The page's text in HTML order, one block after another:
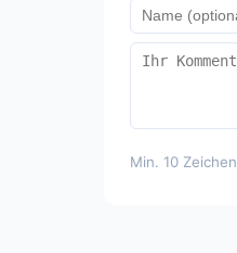
Min. 10 Zeichen